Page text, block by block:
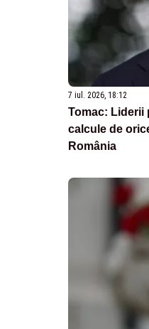
7 iul. 2026, 18:12
Tomac: Liderii
calcule de
România